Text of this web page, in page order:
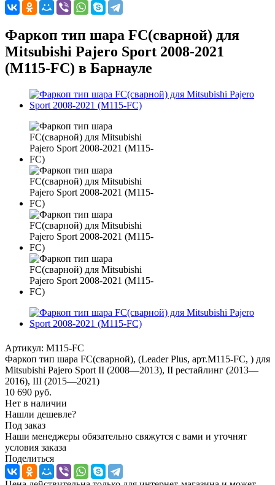
Фаркоп тип шара FC(сварной) для
Mitsubishi Pajero Sport 2008-2021
(M115-FC) в Барнауле
Артикул: M115-FC
Фаркоп тип шара FC(сварной), (Leader Plus, арт.M115-FC, ) для
Mitsubishi Pajero Sport II (2008—2013), II рестайлинг (2013—
2016), III (2015—2021)
10 690 руб.
Нет в наличии
Нашли дешевле?
Под заказ
Наши менеджеры обязательно свяжутся с вами и уточнят
условия заказа
Поделиться